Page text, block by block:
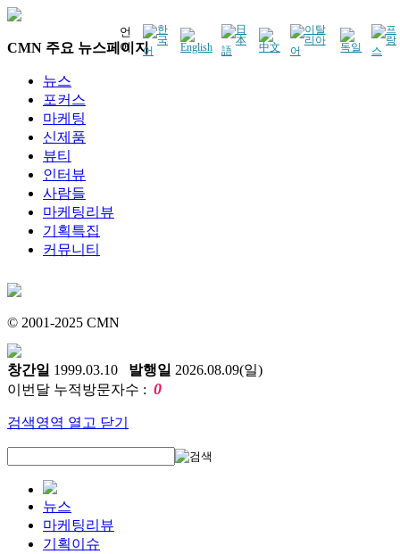
언
어
CMN 주요 뉴스페이지
뉴스
포커스
마케팅
신제품
뷰티
인터뷰
사람들
마케팅리뷰
기획특집
커뮤니티
© 2001-2025 CMN
창간일 1999.03.10 발행일 2026.08.09(일)
이번달 누적방문자수 : 0
검색영역 열고 닫기
뉴스
마케팅리뷰
기획이슈